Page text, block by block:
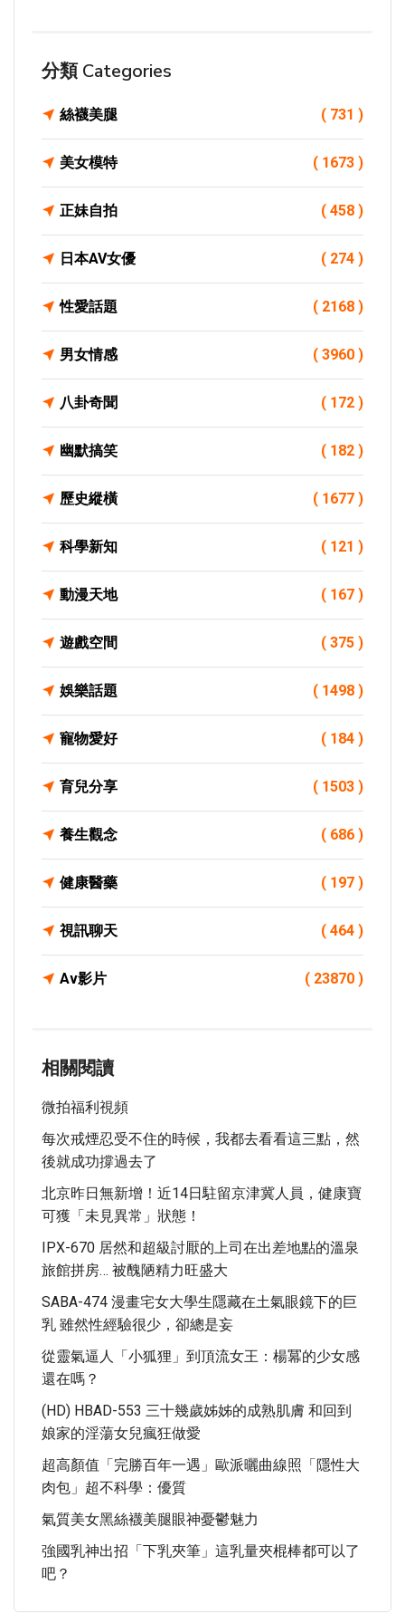
分類 Categories
絲襪美腿 ( 731 )
美女模特 ( 1673 )
正妹自拍 ( 458 )
日本AV女優 ( 274 )
性愛話題 ( 2168 )
男女情感 ( 3960 )
八卦奇聞 ( 172 )
幽默搞笑 ( 182 )
歷史縱橫 ( 1677 )
科學新知 ( 121 )
動漫天地 ( 167 )
遊戲空間 ( 375 )
娛樂話題 ( 1498 )
寵物愛好 ( 184 )
育兒分享 ( 1503 )
養生觀念 ( 686 )
健康醫藥 ( 197 )
視訊聊天 ( 464 )
Av影片 ( 23870 )
相關閱讀
微拍福利視頻
每次戒煙忍受不住的時候，我都去看看這三點，然
後就成功撐過去了
北京昨日無新增！近14日駐留京津冀人員，健康寶
可獲「未見異常」狀態！
IPX-670 居然和超級討厭的上司在出差地點的溫泉
旅館拼房… 被醜陋精力旺盛大
SABA-474 漫畫宅女大學生隱藏在土氣眼鏡下的巨
乳 雖然性經驗很少，卻總是妄
從靈氣逼人「小狐狸」到頂流女王：楊冪的少女感
還在嗎？
(HD) HBAD-553 三十幾歲姊姊的成熟肌膚 和回到
娘家的淫蕩女兒瘋狂做愛
超高顏值「完勝百年一遇」歐派曬曲線照「隱性大
肉包」超不科學：優質
氣質美女黑絲襪美腿眼神憂鬱魅力
強國乳神出招「下乳夾筆」這乳量夾棍棒都可以了
吧？